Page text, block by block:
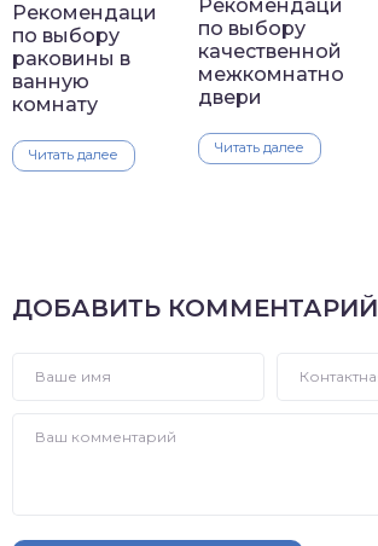
Рекомендации
по выбору
раковины в
ванную
комнату
Читать далее
Рекомендации
по выбору
качественной
межкомнатной
двери
Читать далее
ДОБАВИТЬ КОММЕНТАРИЙ